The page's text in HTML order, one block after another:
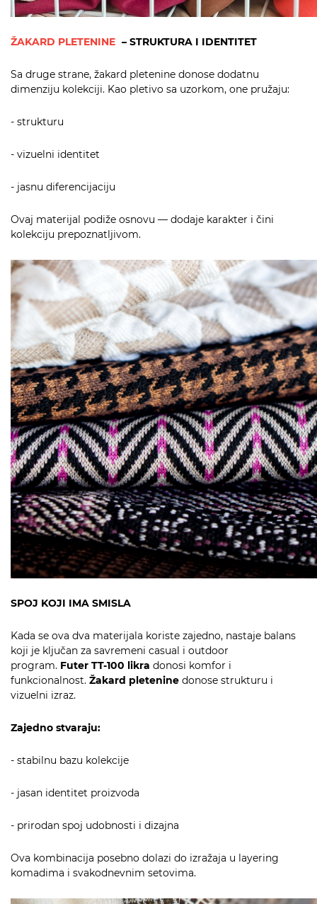
ŽAKARD PLETENINE – STRUKTURA I IDENTITET
Sa druge strane, žakard pletenine donose dodatnu
dimenziju kolekciji. Kao pletivo sa uzorkom, one pružaju:
- strukturu
- vizuelni identitet
- jasnu diferencijaciju
Ovaj materijal podiže osnovu — dodaje karakter i čini
kolekciju prepoznatljivom.
SPOJ KOJI IMA SMISLA
Kada se ova dva materijala koriste zajedno, nastaje balans
koji je ključan za savremeni casual i outdoor
program. Futer TT-100 likra donosi komfor i
funkcionalnost. Žakard pletenine donose strukturu i
vizuelni izraz.
Zajedno stvaraju:
- stabilnu bazu kolekcije
- jasan identitet proizvoda
- prirodan spoj udobnosti i dizajna
Ova kombinacija posebno dolazi do izražaja u layering
komadima i svakodnevnim setovima.